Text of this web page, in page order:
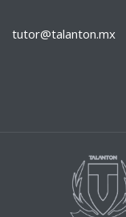
tutor@talanton.mx